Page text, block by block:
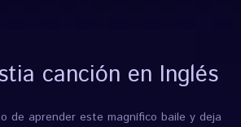
canción en Inglés
de aprender este magnífico baile y deja